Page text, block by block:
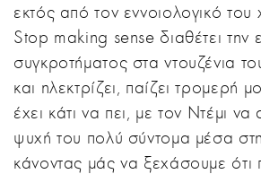
εκτός από τον εννοιολογικό
Stop making sense διαθέτει την
συγκροτήματος στα ντουζένια
και ηλεκτρίζει, παίζει τρομερή
έχει κάτι να πει, με τον Ντέμι να
ψυχή του πολύ σύντομα μέσα
κάνοντας μάς να ξεχάσουμε ότι